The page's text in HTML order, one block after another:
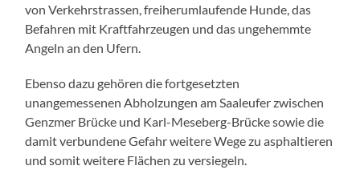
von Verkehrstrassen, freiherumlaufende Hunde, das
Befahren mit Kraftfahrzeugen und das ungehemmte
Angeln an den Ufern.
Ebenso dazu gehören die fortgesetzten
unangemessenen Abholzungen am Saaleufer zwischen
Genzmer Brücke und Karl-Meseberg-Brücke sowie die
damit verbundene Gefahr weitere Wege zu asphaltieren
und somit weitere Flächen zu versiegeln.